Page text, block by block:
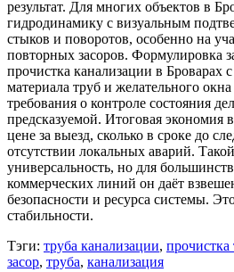
результат. Для многих объектов в
гидродинамику с визуальным
стыков и поворотов, особенно на
повторных засоров. Формулировка
прочистка канализации в Броварах
материала труб и желательного
требования о контроле состояния
предсказуемой. Итоговая экономия
цене за выезд, сколько в сроке до
отсутствии локальных аварий.
универсальность, но для
коммерческих линий он даёт
безопасности и ресурса системы.
стабильности.
Тэги: труба канализации, прочистка
засор, труба, канализация